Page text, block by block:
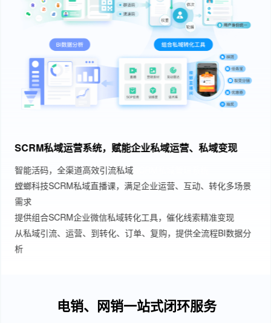
SCRM私域运营系统，赋能企业私域运营、私域变现
智能活码，全渠道高效引流私域SCRM私域管理系统
螳螂科技SCRM私域直播课，满足企业运营、互动、转化多场景
需求
提供组合SCRM企业微信私域转化工具，催化线索精准变现
从私域引流、运营、到转化、订单、复购，提供全流程BI数据分
析
电销、网销一站式闭环服务